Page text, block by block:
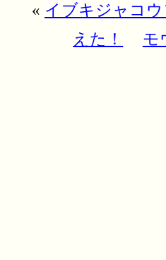
« イブキジャコ
えた！
モ